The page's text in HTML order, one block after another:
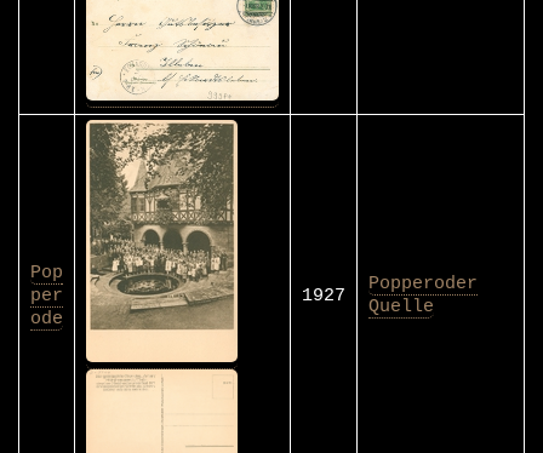
Pop
per
ode
1927
Popperoder
Quelle